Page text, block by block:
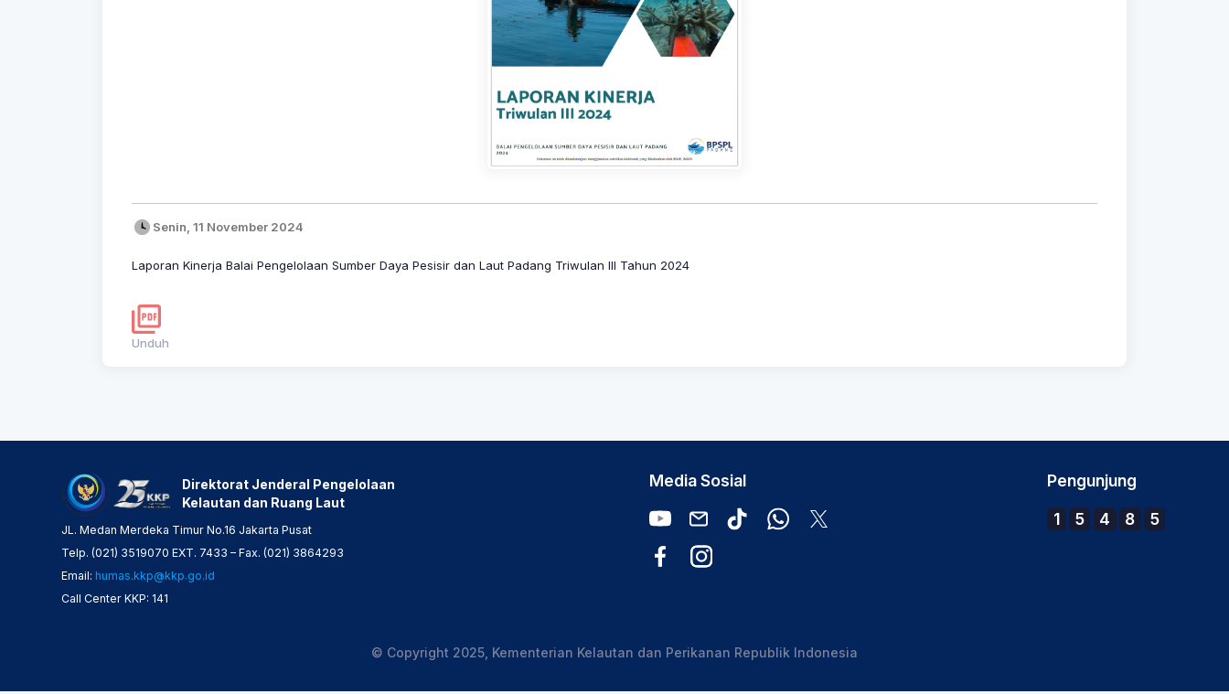
Senin, 11 November 2024
Laporan Kinerja Balai Pengelolaan Sumber Daya Pesisir dan Laut Padang Triwulan III Tahun 2024
Unduh
Direktorat Jenderal Pengelolaan
Kelautan dan Ruang Laut
JL. Medan Merdeka Timur No.16 Jakarta Pusat
Telp. (021) 3519070 EXT. 7433 – Fax. (021) 3864293
Email: humas.kkp@kkp.go.id
Call Center KKP: 141
Media Sosial Pengunjung
1 5 4 8 5
© Copyright 2025, Kementerian Kelautan dan Perikanan Republik Indonesia